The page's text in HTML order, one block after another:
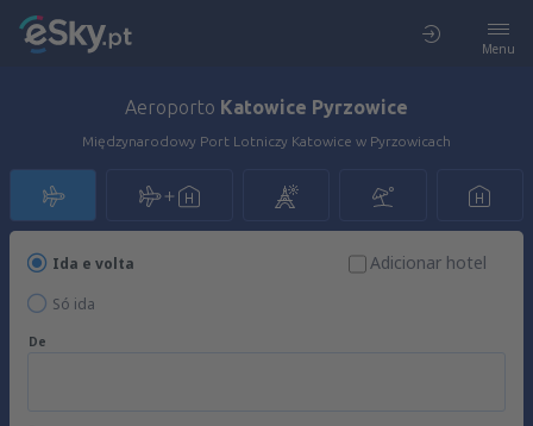
Menu
Aeroporto Katowice Pyrzowice
Międzynarodowy Port Lotniczy Katowice w Pyrzowicach
Ida e volta
Só ida
Adicionar hotel
De